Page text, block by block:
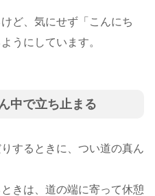
ど、気にせず「こんにち
うにしています。
中で立ち止まる
するときに、つい道の真ん
きは、道の端に寄って休憩